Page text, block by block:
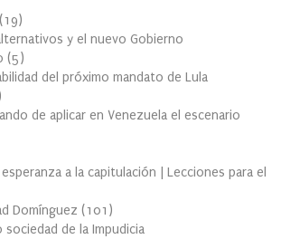
(19)
y el nuevo Gobierno
(5)
del próximo mandato de Lula
de aplicar en Venezuela el escenario
a la capitulación | Lecciones para el
Domínguez (101 )
sociedad de la Impudicia